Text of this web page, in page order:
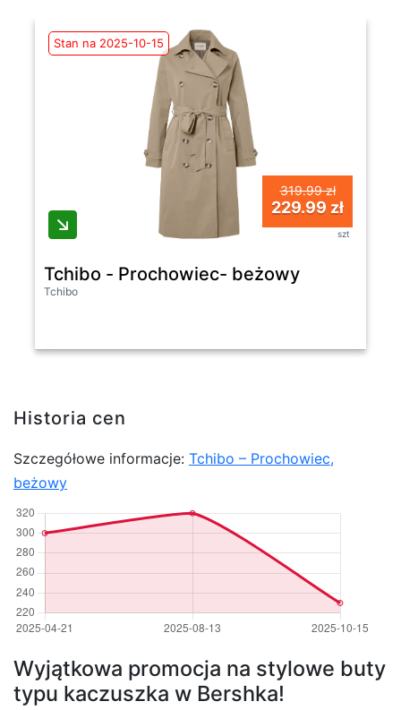
Stan na 2025-10-15
319.99 zł
229.99 zł
szt
Tchibo - Prochowiec- beżowy
Tchibo
Historia cen
Szczegółowe informacje: Tchibo – Prochowiec,
beżowy
Wyjątkowa promocja na stylowe buty
typu kaczuszka w Bershka!